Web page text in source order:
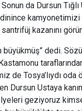
Sonun da Dursun
kamyonetimizi
kazanını
büyükmüş” dedi.
de Tosya’lıydı
Dursun Ustaya
geziyoruz